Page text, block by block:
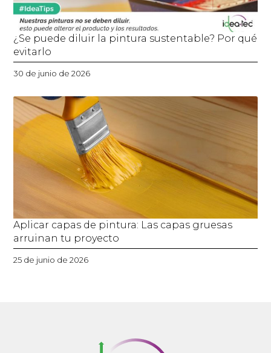
¿Se puede diluir la pintura sustentable? Por qué
evitarlo
30 de junio de 2026
Aplicar capas de pintura: Las capas gruesas
arruinan tu proyecto
25 de junio de 2026